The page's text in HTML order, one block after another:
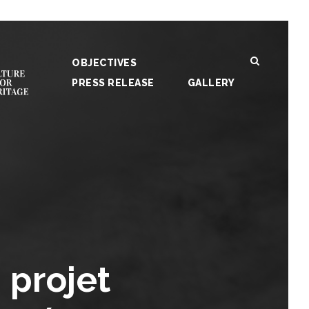
OBJECTIVES
PRESS RELEASE
GALLERY
projet